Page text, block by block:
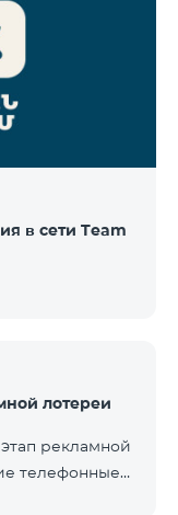
в сети Team
лотереи
рекламной
телефонные